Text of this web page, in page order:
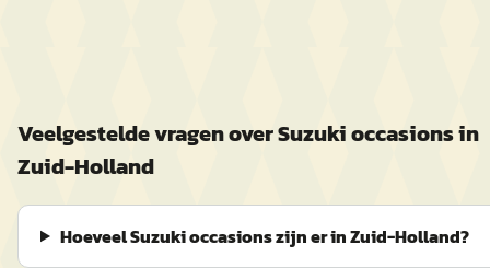
Veelgestelde vragen overSuzukioccasions in
Zuid-Holland
Hoeveel Suzuki occasions zijn er in Zuid-Holland?